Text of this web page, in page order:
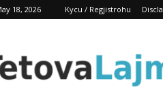
18, 2026 Kycu / Regjistrohu